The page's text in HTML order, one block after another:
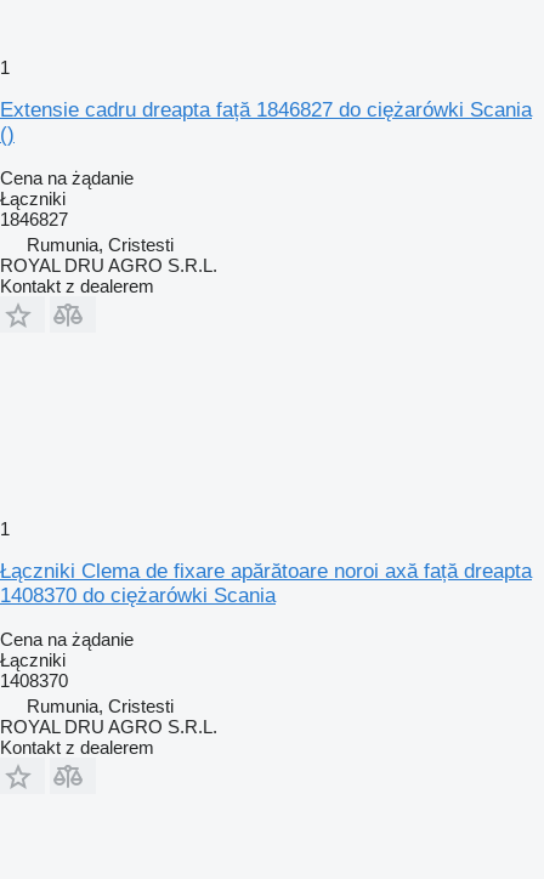
1
Extensie cadru dreapta față 1846827 do ciężarówki Scania
()
Cena na żądanie
Łączniki
1846827
Rumunia, Cristesti
ROYAL DRU AGRO S.R.L.
Kontakt z dealerem
1
Łączniki Clema de fixare apărătoare noroi axă față dreapta
1408370 do ciężarówki Scania
Cena na żądanie
Łączniki
1408370
Rumunia, Cristesti
ROYAL DRU AGRO S.R.L.
Kontakt z dealerem